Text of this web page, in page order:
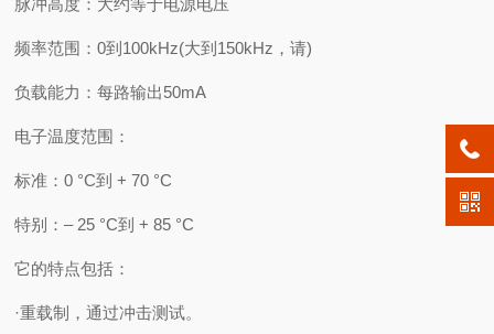
脉冲高度：大约等于电源电压
频率范围：0到100kHz(大到150kHz，请)
负载能力：每路输出50mA
电子温度范围：
标准：0 °C到 + 70 °C
特别：– 25 °C到 + 85 °C
它的特点包括：
·重载制，通过冲击测试。